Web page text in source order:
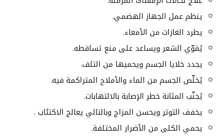
ينظم عمل الجهاز الهضمي.
يطرد الغازات من الأمعاء.
يُقوّي الشعر ويساعد على منع تساقطه.
يجدد خلايا الجسم ويحميها من التلف.
يُخلّص الجسم من الماء والأملاح المتراكمة فيه.
يُجنّب المثانة خطر الإصابة بالالتهابات.
يخفف التوتر ويحسن المزاج وبالتالي يعالج الاكتئاب .
يحمي الكلى من الأضرار المختلفة.